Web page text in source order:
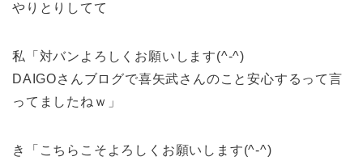
やりとりしてて
私「対バンよろしくお願いします(^-^)
DAIGOさんブログで喜矢武さんのこと安心するって言
ってましたねｗ」
き「こちらこそよろしくお願いします(^-^)